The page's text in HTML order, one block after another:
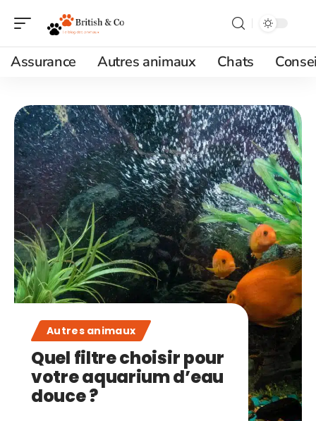
Assurance Autres animaux Chats
Autres animaux
Quel filtre choisir pour
votre aquarium d’eau
douce ?